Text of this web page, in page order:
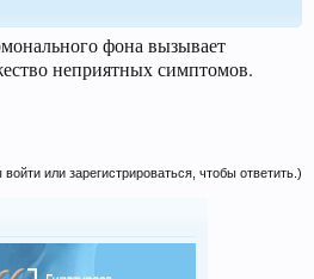
фона вызывает
неприятных симптомов.
или зарегистрироваться, чтобы ответить.)